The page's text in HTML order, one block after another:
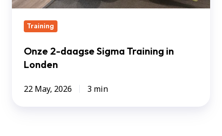
Training
Onze 2-daagse Sigma Training in
Londen
22 May, 2026 3 min